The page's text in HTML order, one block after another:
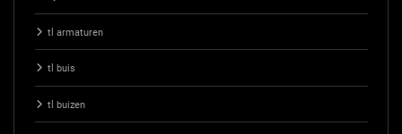
tl armaturen
tl buis
tl buizen